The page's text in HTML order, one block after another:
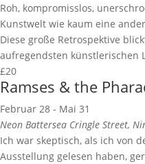
Roh, kompromisslos,
Kunstwelt wie kaum eine
Diese große Retrospektive
aufregendsten künstlerischen
£20
Ramses & the
Februar 28 - Mai 31
Neon Battersea Cringle Street,
Ich war skeptisch, als ich von
Ausstellung gelesen haben,